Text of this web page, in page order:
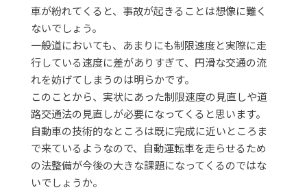
車が紛れてくると、事故が起きることは想像に難く
ないでしょう。
一般道においても、あまりにも制限速度と実際に走
行している速度に差がありすぎて、円滑な交通の流
れを妨げてしまうのは明らかです。
このことから、実状にあった制限速度の見直しや道
路交通法の見直しが必要になってくると思います。
自動車の技術的なところは既に完成に近いところま
で来ているようなので、自動運転車を走らせるため
の法整備が今後の大きな課題になってくるのではな
いでしょうか。